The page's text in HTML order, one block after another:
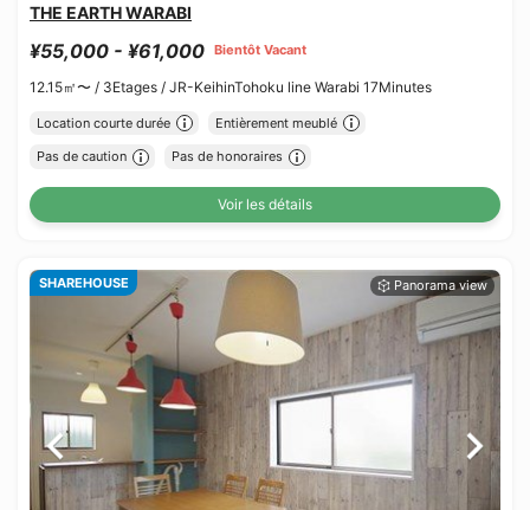
THE EARTH WARABI
¥55,000 - ¥61,000 Bientôt Vacant
12.15㎡〜 / 3Etages / JR-KeihinTohoku line Warabi 17Minutes
Location courte durée Entièrement meublé
Pas de caution Pas de honoraires
Voir les détails
SHAREHOUSE